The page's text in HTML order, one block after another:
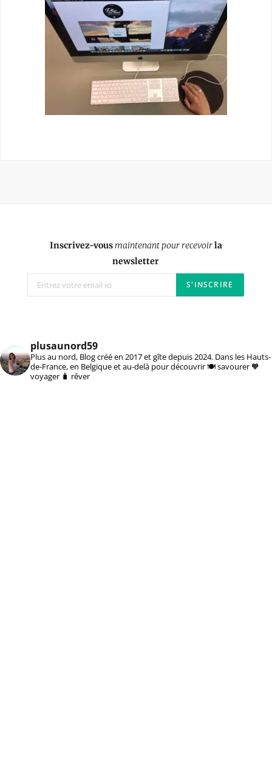
Inscrivez-vousmaintenant pour recevoirla
newsletter
plusaunord59
Plus au nord, Blog créé en 2017 et gîte depuis 2024. Dans les Hauts-
de-France, en Belgique et au-delà pour découvrir 🍽️ savourer 🧡
voyager 🧳 rêver